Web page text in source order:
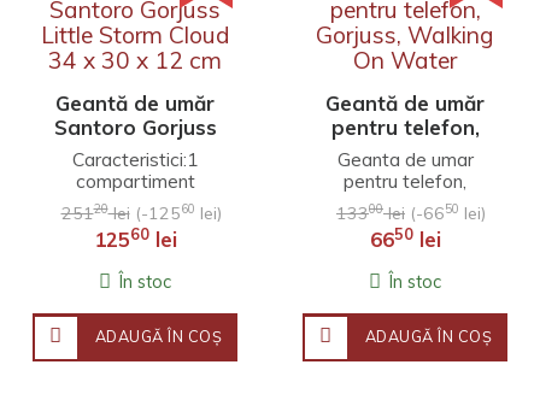
Geantă de umăr
Santoro Gorjuss
Little Storm Cloud
34 x 30 x 12 cm
Caracteristici:1
compartiment
principal mare1
buzunar frontal
deschis cu inchidere
magneticaBuzunare..
25120lei (-12560 lei)
12560lei
În stoc
ADAUGĂ ÎN COŞ
Geantă de umăr
pentru telefon,
Gorjuss, Walking
On Water
Geanta de umar
pentru telefon,
Gorjuss, Walking On
Water..
13300lei (-6650 lei)
6650lei
În stoc
ADAUGĂ ÎN COŞ